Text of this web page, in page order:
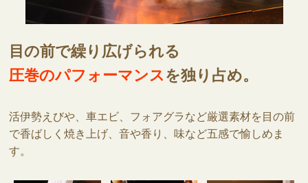
目の前で繰り広げられる
圧巻のパフォーマンス を独り占め。
活伊勢えびや、車エビ、フォアグラなど厳選素材を目の前
で香ばしく焼き上げ、音や香り、味など五感で愉しめま
す。